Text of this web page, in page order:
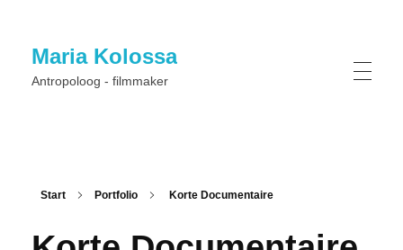
Maria Kolossa
Antropoloog - filmmaker
Start Portfolio Korte Documentaire